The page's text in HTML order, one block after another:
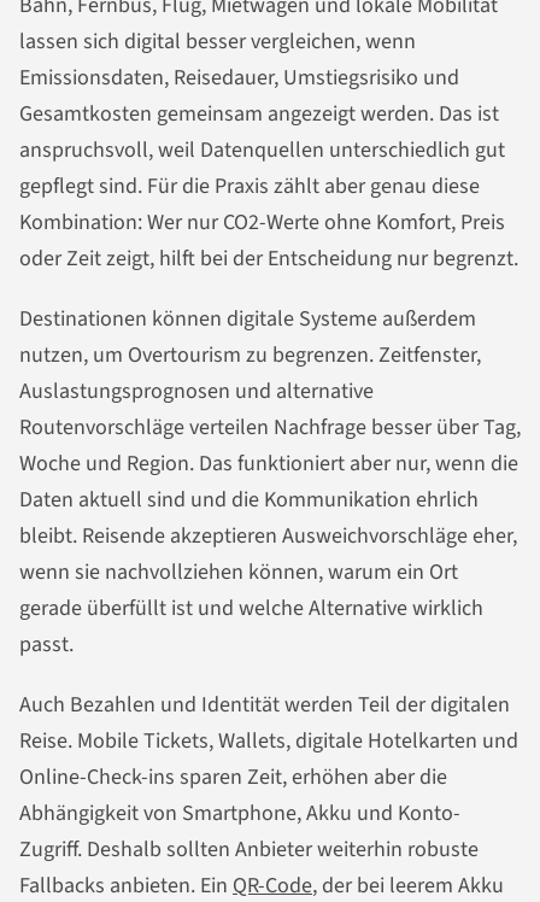
lassen sich digital besser vergleichen, wenn
Emissionsdaten, Reisedauer, Umstiegsrisiko und
Gesamtkosten gemeinsam angezeigt werden. Das ist
anspruchsvoll, weil Datenquellen unterschiedlich gut
gepflegt sind. Für die Praxis zählt aber genau diese
Kombination: Wer nur CO2-Werte ohne Komfort, Preis
oder Zeit zeigt, hilft bei der Entscheidung nur begrenzt.
Destinationen können digitale Systeme außerdem
nutzen, um Overtourism zu begrenzen. Zeitfenster,
Auslastungsprognosen und alternative
Routenvorschläge verteilen Nachfrage besser über Tag,
Woche und Region. Das funktioniert aber nur, wenn die
Daten aktuell sind und die Kommunikation ehrlich
bleibt. Reisende akzeptieren Ausweichvorschläge eher,
wenn sie nachvollziehen können, warum ein Ort
gerade überfüllt ist und welche Alternative wirklich
passt.
Auch Bezahlen und Identität werden Teil der digitalen
Reise. Mobile Tickets, Wallets, digitale Hotelkarten und
Online-Check-ins sparen Zeit, erhöhen aber die
Abhängigkeit von Smartphone, Akku und Konto-
Zugriff. Deshalb sollten Anbieter weiterhin robuste
Fallbacks anbieten. Ein QR-Code, der bei leerem Akku